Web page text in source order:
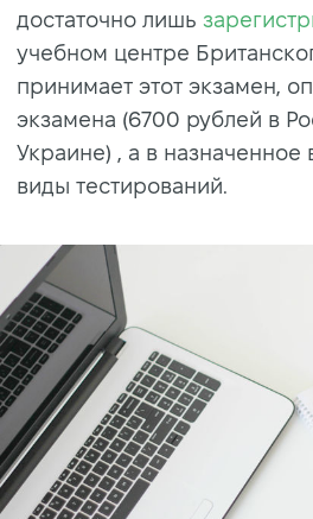
достаточно лишь
учебном центре
принимает этот экзамен,
экзамена (6700 рублей в
Украине) , а в назначенное
виды тестирований.